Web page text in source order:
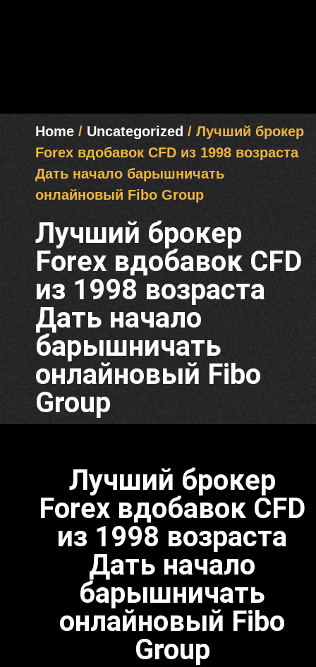
Home / Uncategorized / Лучший брокер
Forex вдобавок CFD из 1998 возраста
Дать начало барышничать
онлайновый Fibo Group
Лучший брокер
Forex вдобавок CFD
из 1998 возраста
Дать начало
барышничать
онлайновый Fibo
Group
Лучший брокер
Forex вдобавок CFD
из 1998 возраста
Дать начало
барышничать
онлайновый Fibo
Group